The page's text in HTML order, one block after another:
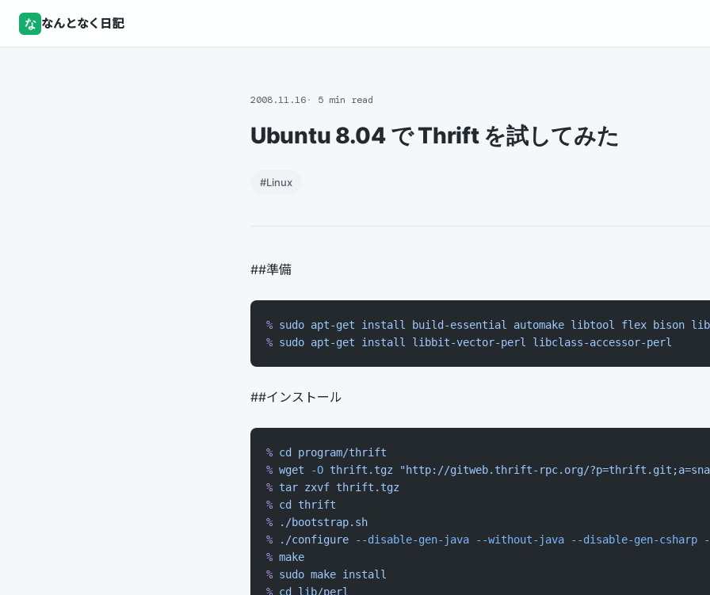
な なんとなく日記
2008.11.16 5 min read
Ubuntu 8.04 で Thrift を試してみた
#Linux
##準備
% sudo apt-get install build-essential automake libtool flex bison
% sudo apt-get install libbit-vector-perl libclass-accessor-perl
##インストール
% cd
program/thrift
% wget -O thrift.tgz "http://gitweb.thrift-rpc.org/
% tar zxvf thrift.tgz
% cd
thrift
% ./bootstrap.sh
% ./configure --disable-gen-java --without-java --disable-gen-csharp
% make
% sudo make install
% cd
lib/perl